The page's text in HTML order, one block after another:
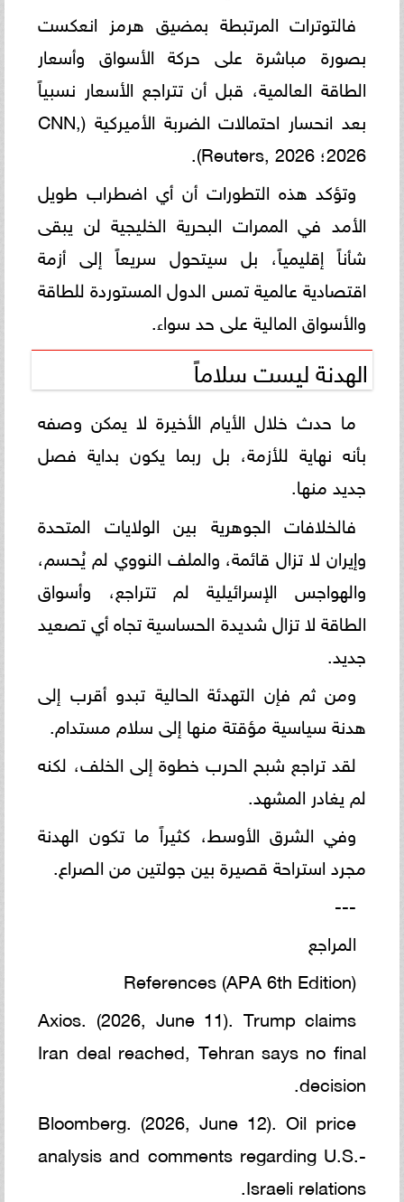
فالتوترات المرتبطة بمضيق هرمز انعكست
بصورة مباشرة على حركة الأسواق وأسعار
الطاقة العالمية، قبل أن تتراجع الأسعار نسبياً
بعد انحسار احتمالات الضربة الأميركية (CNN,
2026؛ Reuters, 2026).
وتؤكد هذه التطورات أن أي اضطراب طويل
الأمد في الممرات البحرية الخليجية لن يبقى
شأناً إقليمياً، بل سيتحول سريعاً إلى أزمة
اقتصادية عالمية تمس الدول المستوردة للطاقة
والأسواق المالية على حد سواء.
الهدنة ليست سلاماً
ما حدث خلال الأيام الأخيرة لا يمكن وصفه
بأنه نهاية للأزمة، بل ربما يكون بداية فصل
جديد منها.
فالخلافات الجوهرية بين الولايات المتحدة
وإيران لا تزال قائمة، والملف النووي لم يُحسم،
والهواجس الإسرائيلية لم تتراجع، وأسواق
الطاقة لا تزال شديدة الحساسية تجاه أي تصعيد
جديد.
ومن ثم فإن التهدئة الحالية تبدو أقرب إلى
هدنة سياسية مؤقتة منها إلى سلام مستدام.
لقد تراجع شبح الحرب خطوة إلى الخلف، لكنه
لم يغادر المشهد.
وفي الشرق الأوسط، كثيراً ما تكون الهدنة
مجرد استراحة قصيرة بين جولتين من الصراع.
---
المراجع
References (APA 6th Edition)
Axios. (2026, June 11). Trump claims
Iran deal reached, Tehran says no final
decision.
Bloomberg. (2026, June 12). Oil price
analysis and comments regarding U.S.-
Israeli relations.